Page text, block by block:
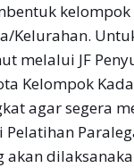
Kelurahan.
melalui JF
Kelompok
agar segera
akan